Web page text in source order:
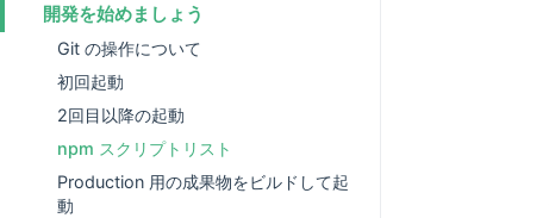
開発を始めましょう
Git の操作について
初回起動
2回目以降の起動
npm スクリプトリスト
Production 用の成果物をビルドして起
動